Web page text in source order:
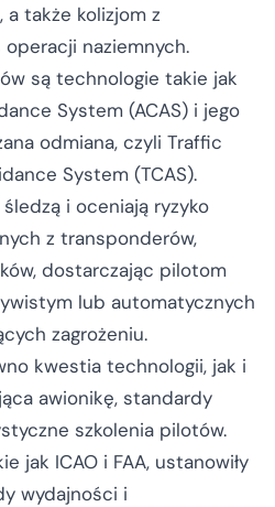
także kolizjom z
naziemnych.
są technologie takie jak
System (ACAS) i jego
odmiana, czyli Traffic
System (TCAS).
i oceniają ryzyko
z transponderów,
dostarczając pilotom
lub automatycznych
zagrożeniu.
kwestia technologii, jak i
awionikę, standardy
szkolenia pilotów.
jak ICAO i FAA, ustanowiły
wydajności i